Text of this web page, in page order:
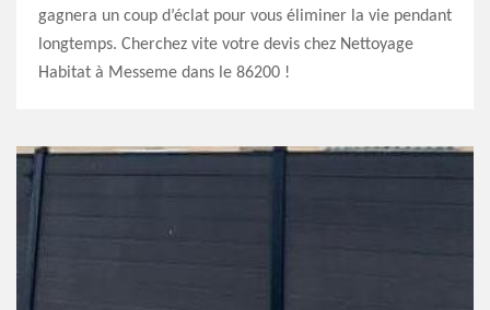
gagnera un coup d’éclat pour vous éliminer la vie pendant
longtemps. Cherchez vite votre devis chez Nettoyage
Habitat à Messeme dans le 86200 !